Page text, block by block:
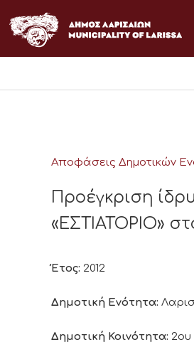
στο
περιεχόμενο
Αποφάσεις Δημοτικών
Προέγκριση
«ΕΣΤΙΑΤΟΡΙΟ»
Έτος: 2012
Δημοτική Ενότητα:
Δημοτική Κοινότητα: 2ου